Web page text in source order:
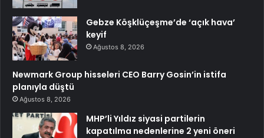
Gebze Köşklüçeşme’de ‘açık hava’
keyif
Ağustos 8, 2026
Newmark Group hisseleri CEO Barry Gosin’in istifa
planıyla düştü
Ağustos 8, 2026
MHP’li Yıldız siyasi partilerin
kapatılma nedenlerine 2 yeni öneri